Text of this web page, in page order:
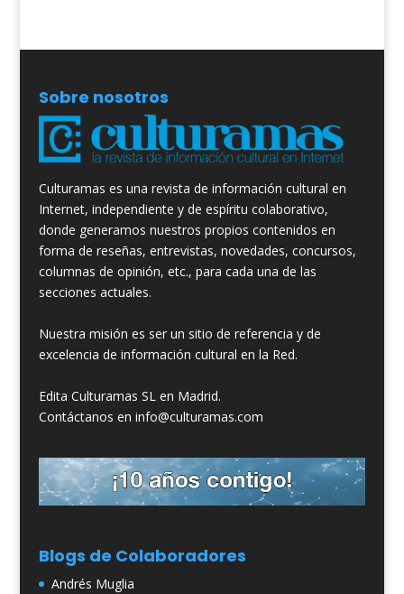
Sobre nosotros
Culturamas es una revista de información cultural en
Internet, independiente y de espíritu colaborativo,
donde generamos nuestros propios contenidos en
forma de reseñas, entrevistas, novedades, concursos,
columnas de opinión, etc., para cada una de las
secciones actuales.
Nuestra misión es ser un sitio de referencia y de
excelencia de información cultural en la Red.
Edita Culturamas SL en Madrid.
Contáctanos en info@culturamas.com
Blogs de Colaboradores
Andrés Muglia